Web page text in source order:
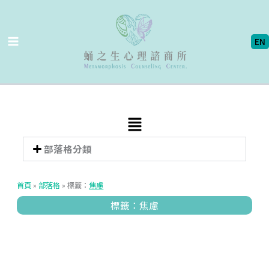
主
EN
Main
部落格分類
首頁 »部落格 »標籤：焦慮
標籤：焦慮